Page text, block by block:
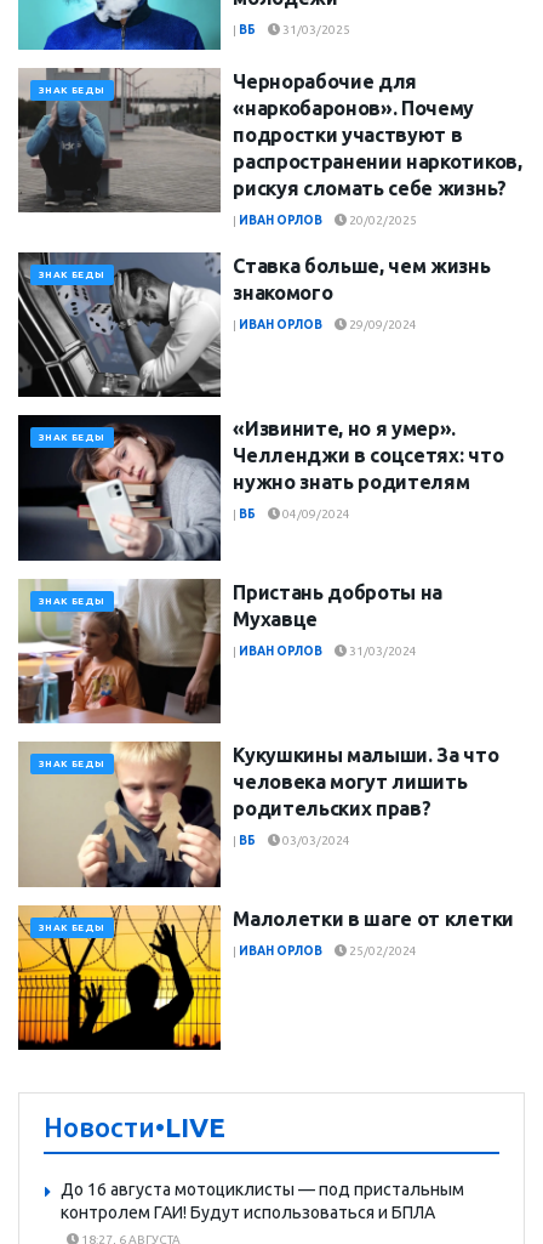
| ВБ 31/03/2025
ЗНАК БЕДЫ
Чернорабочие для
«наркобаронов». Почему
подростки участвуют в
распространении наркотиков,
рискуя сломать себе жизнь?
| ИВАН ОРЛОВ 20/02/2025
ЗНАК БЕДЫ
Ставка больше, чем жизнь
знакомого
| ИВАН ОРЛОВ 29/09/2024
ЗНАК БЕДЫ
«Извините, но я умер».
Челленджи в соцсетях: что
нужно знать родителям
| ВБ 04/09/2024
ЗНАК БЕДЫ
Пристань доброты на
Мухавце
| ИВАН ОРЛОВ 31/03/2024
ЗНАК БЕДЫ
Кукушкины малыши. За что
человека могут лишить
родительских прав?
| ВБ 03/03/2024
ЗНАК БЕДЫ Малолетки в шаге от клетки
| ИВАН ОРЛОВ 25/02/2024
Новости•LIVE
До 16 августа мотоциклисты — под пристальным
контролем ГАИ! Будут использоваться и БПЛА
18:27, 6 АВГУСТА